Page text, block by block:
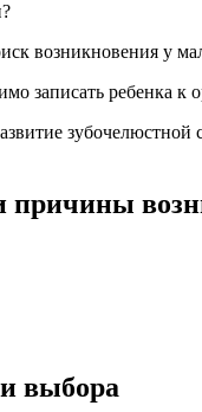
возникновения у
записать ребенка к
зубочелюстной
выбора